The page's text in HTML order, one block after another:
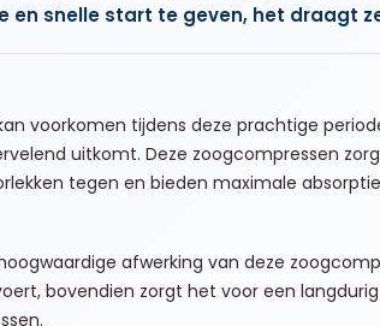
en snelle start te geven, het draagt
voorkomen tijdens deze prachtige
uitkomt. Deze zoogcompressen
tegen en bieden maximale
afwerking van deze
bovendien zorgt het voor een